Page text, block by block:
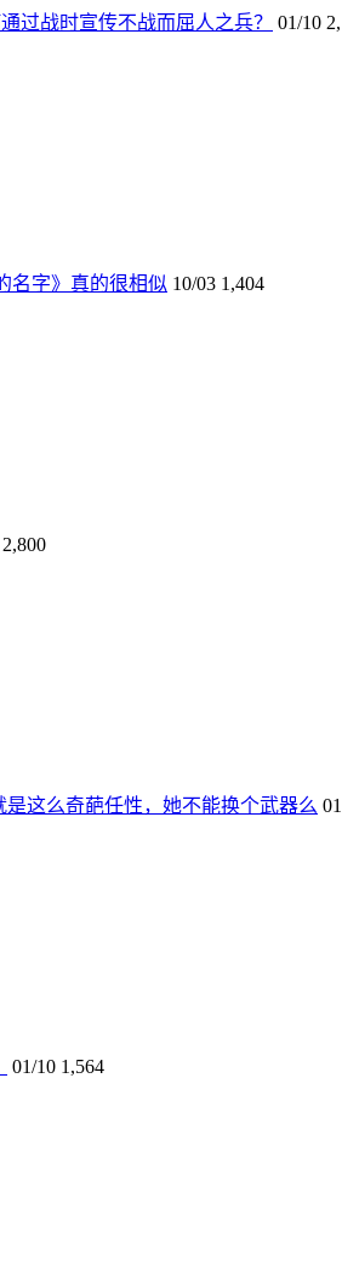
过战时宣传不战而屈人之兵？ 01/10
名字》真的很相似 10/03 1,404
2,800
这么奇葩任性，她不能换个武器么
01/10 1,564